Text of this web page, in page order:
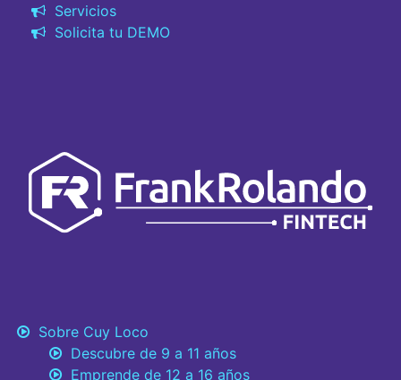
Servicios
Solicita tu DEMO
Sobre Cuy Loco
Descubre de 9 a 11 años
Emprende de 12 a 16 años